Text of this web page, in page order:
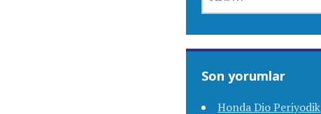
Son yorumlar
Honda Dio Periyodik